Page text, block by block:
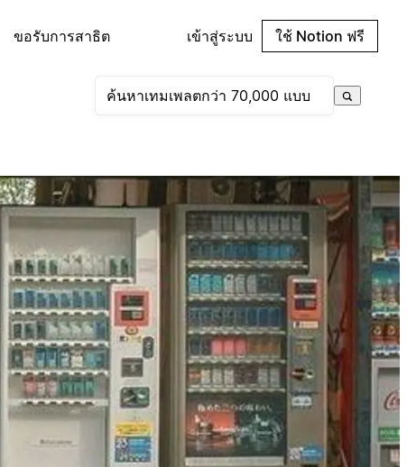
ขอรับการสาธิต เข้าสู่ระบบ ใช้ Notion ฟรี